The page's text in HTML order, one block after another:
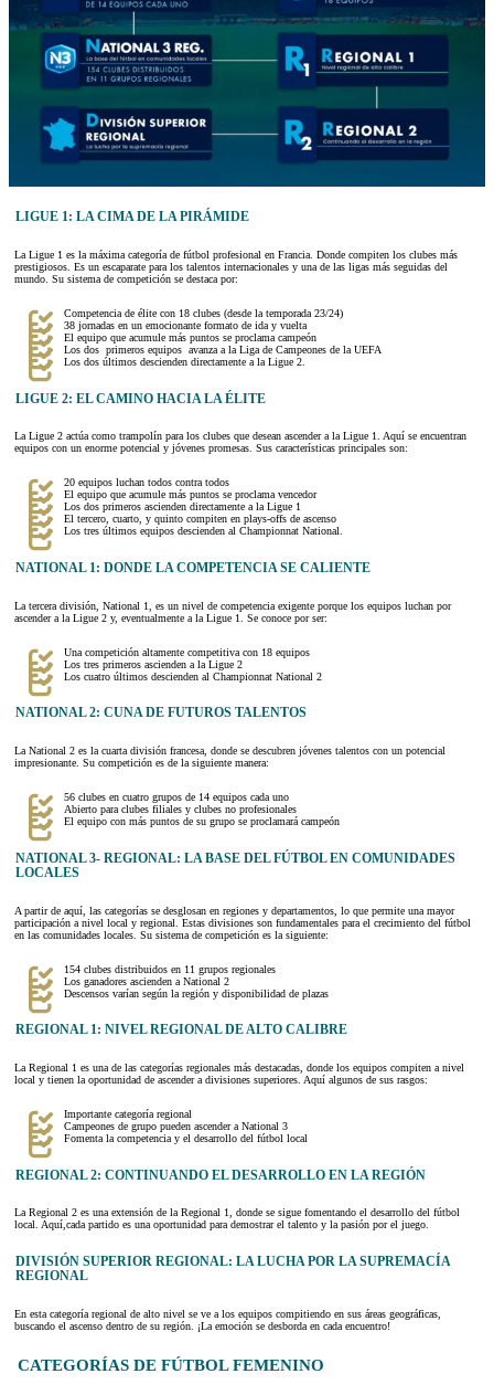
LIGUE 1: LA CIMA DE LA PIRÁMIDE
La Ligue 1 es la máxima categoría de fútbol profesional en Francia. Donde compiten los clubes más
prestigiosos. Es un escaparate para los talentos internacionales y una de las ligas más seguidas del
mundo. Su sistema de competición se destaca por:
Competencia de élite con 18 clubes (desde la temporada 23/24)
38 jornadas en un emocionante formato de ida y vuelta
El equipo que acumule más puntos se proclama campeón
Los dos primeros equipos avanza a la Liga de Campeones de la UEFA
Los dos últimos descienden directamente a la Ligue 2.
LIGUE 2: EL CAMINO HACIA LA ÉLITE
La Ligue 2 actúa como trampolín para los clubes que desean ascender a la Ligue 1. Aquí se encuentran
equipos con un enorme potencial y jóvenes promesas. Sus características principales son:
20 equipos luchan todos contra todos
El equipo que acumule más puntos se proclama vencedor
Los dos primeros ascienden directamente a la Ligue 1
El tercero, cuarto, y quinto compiten en plays-offs de ascenso
Los tres últimos equipos descienden al Championnat National.
NATIONAL 1: DONDE LA COMPETENCIA SE CALIENTE
La tercera división, National 1, es un nivel de competencia exigente porque los equipos luchan por
ascender a la Ligue 2 y, eventualmente a la Ligue 1. Se conoce por ser:
Una competición altamente competitiva con 18 equipos
Los tres primeros ascienden a la Ligue 2
Los cuatro últimos descienden al Championnat National 2
NATIONAL 2: CUNA DE FUTUROS TALENTOS
La National 2 es la cuarta división francesa, donde se descubren jóvenes talentos con un potencial
impresionante. Su competición es de la siguiente manera:
56 clubes en cuatro grupos de 14 equipos cada uno
Abierto para clubes filiales y clubes no profesionales
El equipo con más puntos de su grupo se proclamará campeón
NATIONAL 3- REGIONAL: LA BASE DEL FÚTBOL EN COMUNIDADES
LOCALES
A partir de aquí, las categorías se desglosan en regiones y departamentos, lo que permite una mayor
participación a nivel local y regional. Estas divisiones son fundamentales para el crecimiento del fútbol
en las comunidades locales. Su sistema de competición es la siguiente:
154 clubes distribuidos en 11 grupos regionales
Los ganadores ascienden a National 2
Descensos varían según la región y disponibilidad de plazas
REGIONAL 1: NIVEL REGIONAL DE ALTO CALIBRE
La Regional 1 es una de las categorías regionales más destacadas, donde los equipos compiten a nivel
local y tienen la oportunidad de ascender a divisiones superiores. Aquí algunos de sus rasgos:
Importante categoría regional
Campeones de grupo pueden ascender a National 3
Fomenta la competencia y el desarrollo del fútbol local
REGIONAL 2: CONTINUANDO EL DESARROLLO EN LA REGIÓN
La Regional 2 es una extensión de la Regional 1, donde se sigue fomentando el desarrollo del fútbol
local. Aquí,cada partido es una oportunidad para demostrar el talento y la pasión por el juego.
DIVISIÓN SUPERIOR REGIONAL: LA LUCHA POR LA SUPREMACÍA
REGIONAL
En esta categoría regional de alto nivel se ve a los equipos compitiendo en sus áreas geográficas,
buscando el ascenso dentro de su región. ¡La emoción se desborda en cada encuentro!
CATEGORÍAS DE FÚTBOL FEMENINO